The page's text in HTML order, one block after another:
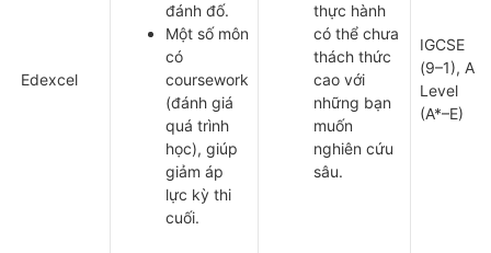
Edexcel
đánh đố.
Một số môn
có
coursework
(đánh giá
quá trình
học), giúp
giảm áp
lực kỳ thi
cuối.
thực hành
có thể chưa
thách thức
cao với
những bạn
muốn
nghiên cứu
sâu.
IGCSE
(9–1), A
Level
(A*–E)